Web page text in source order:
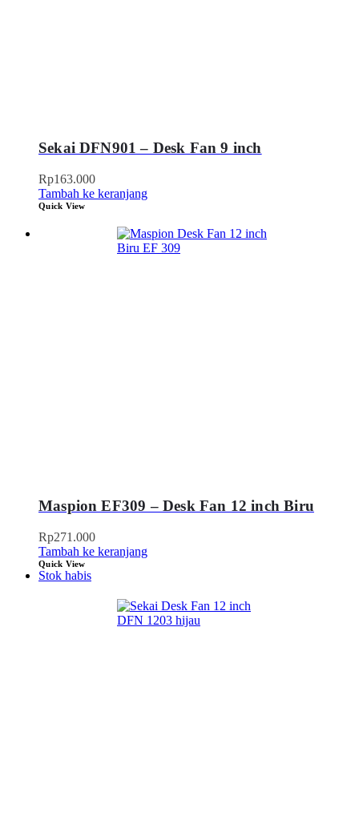
Sekai DFN901 – Desk Fan 9 inch
Rp163.000
Tambah ke keranjang
Quick View
Maspion EF309 – Desk Fan 12 inch Biru
Rp271.000
Tambah ke keranjang
Quick View
Stok habis